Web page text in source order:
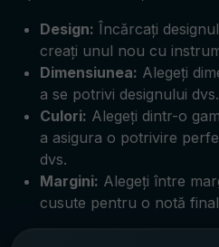
Design: Încărcați
creați unul nou cu
Dimensiunea: Alegeți
a se potrivi designului dvs.
Culori: Alegeți dintr-o
a asigura o potrivire
dvs.
Margini: Alegeți între
cusute pentru o notă